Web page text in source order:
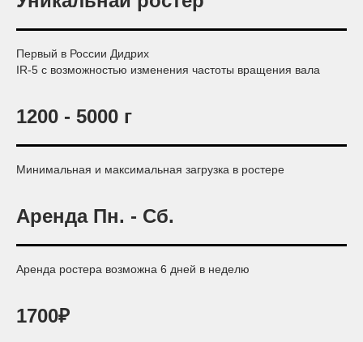
Первый в России Дидрих
IR-5 с возможностью изменения частоты вращения вала
1200 - 5000 г
Минимальная и максимальная загрузка в ростере
Аренда Пн. - Сб.
Аренда ростера возможна 6 дней в неделю
1700₽